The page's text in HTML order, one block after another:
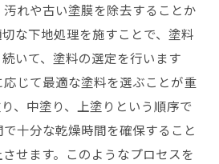
した塗装材選び
リーな選択肢とは
プロが薦める効果的な方法
する塗装の秘訣
る耐久性向上テクニック
れや古い塗膜を除去することか
な下地処理を施すことで、塗料
いて、塗料の選定を行います
じて最適な塗料を選ぶことが重
、中塗り、上塗りという順序で
十分な乾燥時間を確保すること
せます。このようなプロセスを